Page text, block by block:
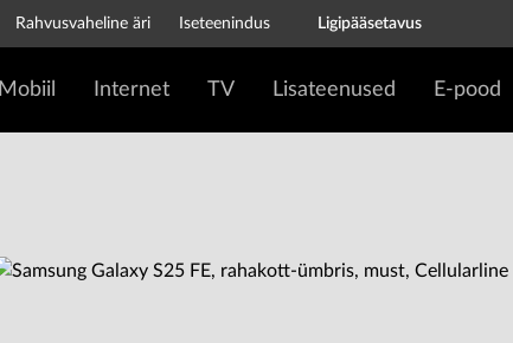
Rahvusvaheline äri Iseteenindus Ligipääsetavus
Mobiil Internet TV Lisateenused E-pood